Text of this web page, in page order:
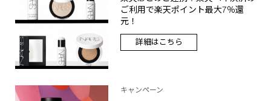
ご利用で楽天ポイント最大7％還
元！
詳細はこちら
キャンペーン